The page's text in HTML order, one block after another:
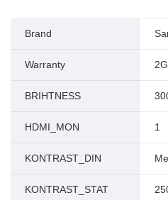
Brand
Warranty 2G
BRIHTNESS
HDMI_MON 1
KONTRAST_DIN
KONTRAST_STAT